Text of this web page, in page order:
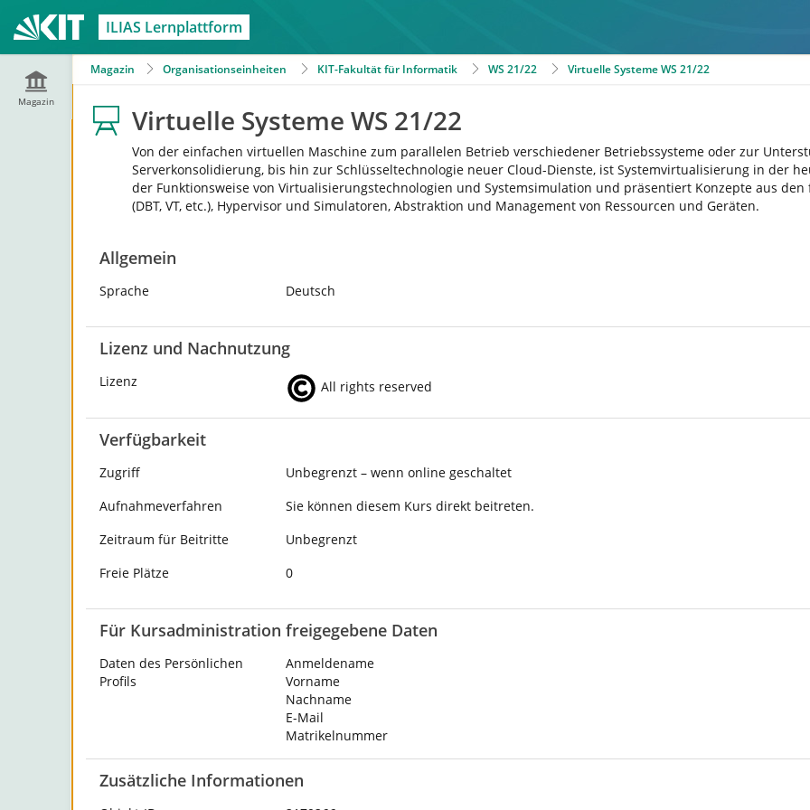
ILIAS Lernplattform
Magazin
Virtuelle Systeme WS 21/22
WS 21/22
KIT-Fakultät für Informatik
Organisationseinheiten
Magazin
Virtuelle Systeme WS 21/22
Von der einfachen virtuellen Maschine zum parallelen Betrieb verschiedener Betriebssysteme oder zur
Serverkonsolidierung, bis hin zur Schlüsseltechnologie neuer Cloud-Dienste, ist Systemvirtualisierung in der
der Funktionsweise von Virtualisierungstechnologien und Systemsimulation und präsentiert Konzepte aus
(DBT, VT, etc.), Hypervisor und Simulatoren, Abstraktion und Management von Ressourcen und Geräten.
Allgemein
Sprache Deutsch
Lizenz und Nachnutzung
Lizenz All rights reserved
Verfügbarkeit
Zugriff
Unbegrenzt – wenn online geschaltet
Aufnahmeverfahren
Sie können diesem Kurs direkt beitreten.
Zeitraum für Beitritte
Unbegrenzt
Freie Plätze
0
Für Kursadministration freigegebene Daten
Daten des Persönlichen
Profils
Anmeldename
Vorname
Nachname
E-Mail
Matrikelnummer
Zusätzliche Informationen